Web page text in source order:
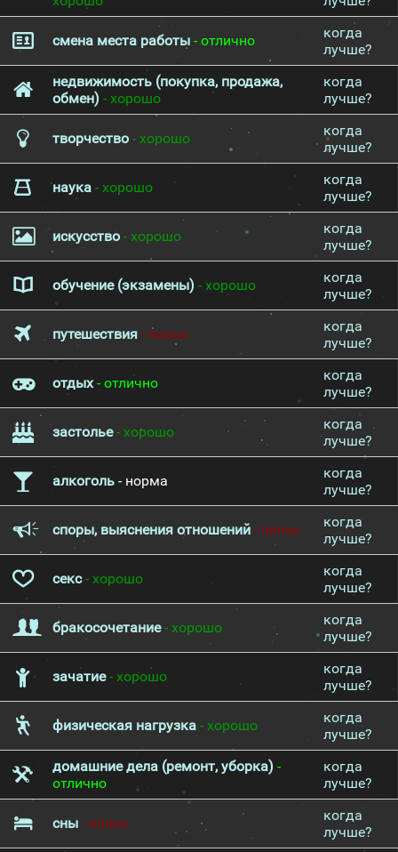
смена места работы - отлично
когда
лучше?
недвижимость (покупка, продажа,
обмен) - хорошо
когда
лучше?
творчество - хорошо
когда
лучше?
наука - хорошо
когда
лучше?
искусство - хорошо
когда
лучше?
обучение (экзамены) - хорошо
когда
лучше?
путешествия - плохо
когда
лучше?
отдых- отлично
когда
лучше?
застолье- хорошо
когда
лучше?
алкоголь - норма
когда
лучше?
споры, выяснения отношений - плохо
когда
лучше?
секс- хорошо
когда
лучше?
бракосочетание- хорошо
когда
лучше?
зачатие- хорошо
когда
лучше?
физическая нагрузка - хорошо
когда
лучше?
домашние дела (ремонт, уборка) -
отлично
когда
лучше?
сны - плохо
когда
лучше?